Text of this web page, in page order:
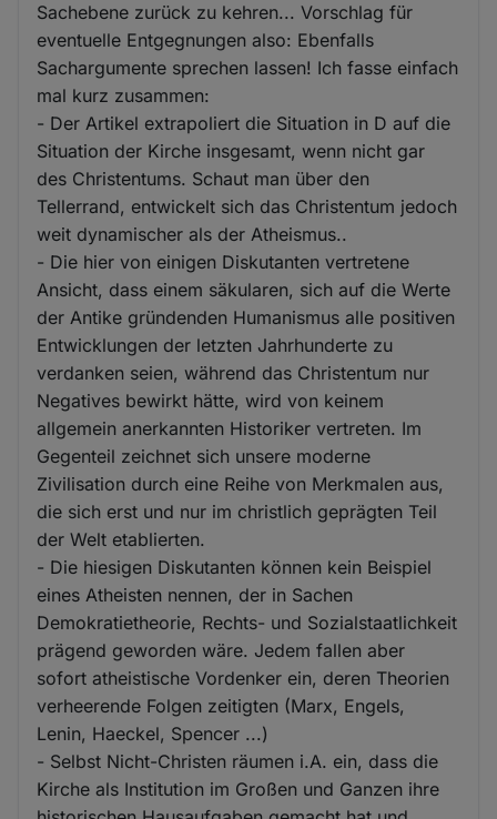
Sachebene zurück zu kehren... Vorschlag für
eventuelle Entgegnungen also: Ebenfalls
Sachargumente sprechen lassen! Ich fasse einfach
mal kurz zusammen:
- Der Artikel extrapoliert die Situation in D auf die
Situation der Kirche insgesamt, wenn nicht gar
des Christentums. Schaut man über den
Tellerrand, entwickelt sich das Christentum jedoch
weit dynamischer als der Atheismus..
- Die hier von einigen Diskutanten vertretene
Ansicht, dass einem säkularen, sich auf die Werte
der Antike gründenden Humanismus alle positiven
Entwicklungen der letzten Jahrhunderte zu
verdanken seien, während das Christentum nur
Negatives bewirkt hätte, wird von keinem
allgemein anerkannten Historiker vertreten. Im
Gegenteil zeichnet sich unsere moderne
Zivilisation durch eine Reihe von Merkmalen aus,
die sich erst und nur im christlich geprägten Teil
der Welt etablierten.
- Die hiesigen Diskutanten können kein Beispiel
eines Atheisten nennen, der in Sachen
Demokratietheorie, Rechts- und Sozialstaatlichkeit
prägend geworden wäre. Jedem fallen aber
sofort atheistische Vordenker ein, deren Theorien
verheerende Folgen zeitigten (Marx, Engels,
Lenin, Haeckel, Spencer ...)
- Selbst Nicht-Christen räumen i.A. ein, dass die
Kirche als Institution im Großen und Ganzen ihre